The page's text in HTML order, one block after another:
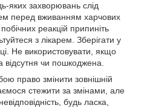
яких захворювань слід
перед вживанням харчових
реакцій припиніть
з лікарем. Зберігати у
Не використовувати, якщо
чи пошкоджена.
право змінити зовнішній
стежити за змінами, але
будь ласка,